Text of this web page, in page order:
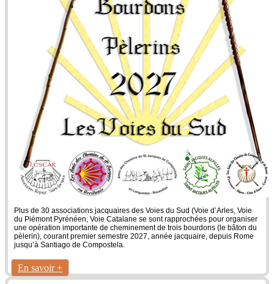
Plus de 30 associations jacquaires des Voies du Sud (Voie d’Arles, Voie
du Piémont Pyrénéen, Voie Catalane se sont rapprochées pour organiser
une opération importante de cheminement de trois bourdons (le bâton du
pèlerin), courant premier semestre 2027, année jacquaire, depuis Rome
jusqu’à Santiago de Compostela.
En savoir +